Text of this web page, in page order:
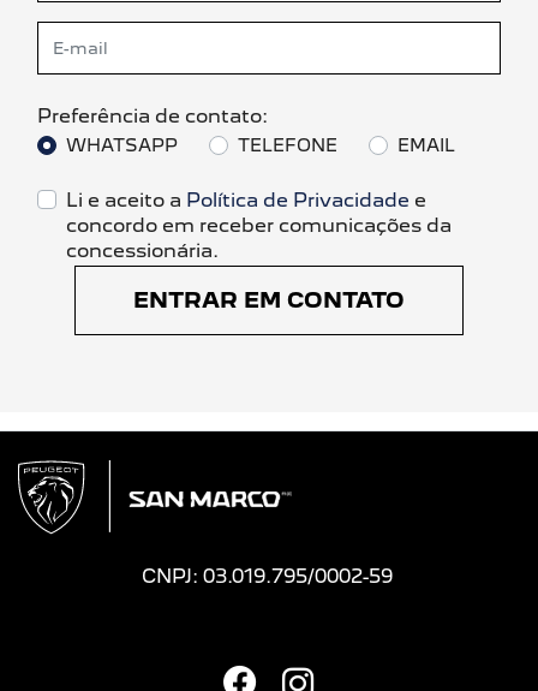
Preferência de contato:
WHATSAPP TELEFONE EMAIL
Li e aceito a Política de Privacidade e
concordo em receber comunicações da
concessionária.
ENTRAR EM CONTATO
CNPJ: 03.019.795/0002-59